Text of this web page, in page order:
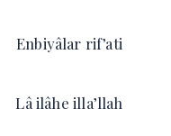
Enbiyâlar rif’ati
Lâ ilâhe illa’llah